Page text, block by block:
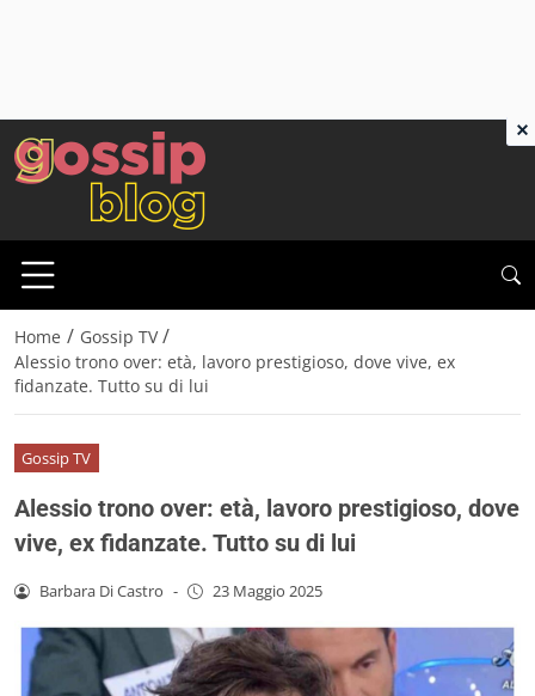
Home / Gossip TV /
Alessio trono over: età, lavoro prestigioso, dove vive, ex
fidanzate. Tutto su di lui
Gossip TV
Alessio trono over: età, lavoro prestigioso, dove
vive, ex fidanzate. Tutto su di lui
Barbara Di Castro - 23 Maggio 2025
×